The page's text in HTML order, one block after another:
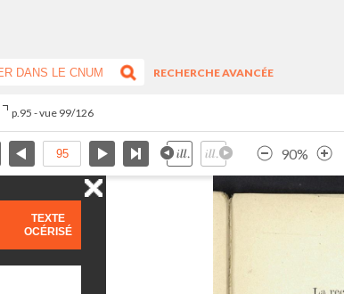
RECHERCHE AVANCÉE
p.95 - vue 99/126
90%
TEXTE
OCÉRISÉ